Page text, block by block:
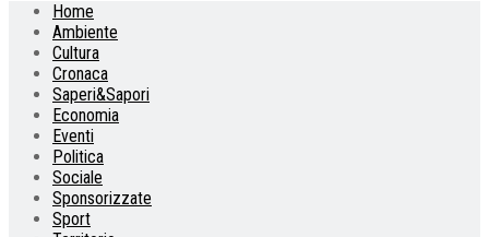
Home
Ambiente
Cultura
Cronaca
Saperi&Sapori
Economia
Eventi
Politica
Sociale
Sponsorizzate
Sport